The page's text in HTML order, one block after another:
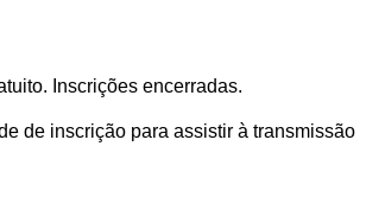
Inscrições encerradas.
de inscrição para assistir à transmissão